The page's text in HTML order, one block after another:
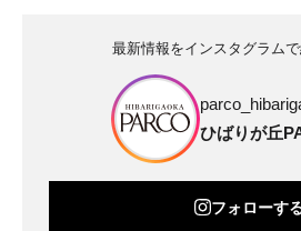
最新情報をインスタグラムで
ひばりが丘
フォローす